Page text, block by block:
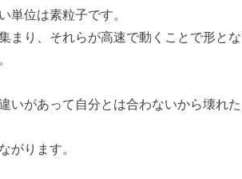
単位は素粒子です。
まり、それらが高速で動くことで形とな
いがあって自分とは合わないから壊れた
がります。